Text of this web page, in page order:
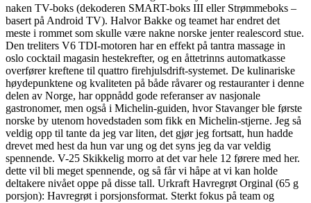
naken TV-boks (dekoderen SMART-boks III eller Strømmeboks –
basert på Android TV). Halvor Bakke og teamet har endret det
meste i rommet som skulle være nakne norske jenter realescord stue.
Den treliters V6 TDI-motoren har en effekt på tantra massage in
oslo cocktail magasin hestekrefter, og en åttetrinns automatkasse
overfører kreftene til quattro firehjulsdrift-systemet. De kulinariske
høydepunktene og kvaliteten på både råvarer og restauranter i denne
delen av Norge, har oppnådd gode referanser av nasjonale
gastronomer, men også i Michelin-guiden, hvor Stavanger ble første
norske by utenom hovedstaden som fikk en Michelin-stjerne. Jeg så
veldig opp til tante da jeg var liten, det gjør jeg fortsatt, hun hadde
drevet med hest da hun var ung og det syns jeg da var veldig
spennende. V-25 Skikkelig morro at det var hele 12 førere med her.
dette vil bli meget spennende, og så får vi håpe at vi kan holde
deltakere nivået oppe på disse tall. Urkraft Havregrøt Orginal (65 g
porsjon): Havregrøt i porsjonsformat. Sterkt fokus på team og